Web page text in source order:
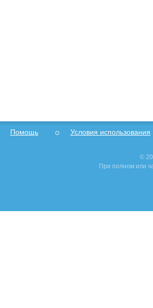
Помощь Условия использования
©
При полном или